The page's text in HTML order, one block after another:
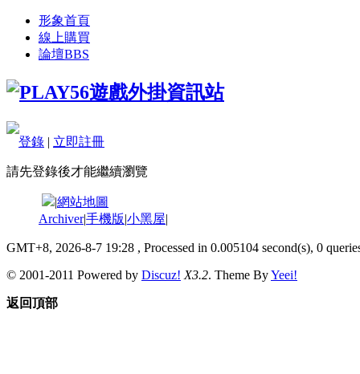
形象首頁
線上購買
論壇BBS
登錄 | 立即註冊
請先登錄後才能繼續瀏覽
|網站地圖
Archiver|手機版|小黑屋|
GMT+8, 2026-8-7 19:28 , Processed in 0.005104 second(s), 0
© 2001-2011 Powered by Discuz! X3.2. Theme ByYeei!
返回頂部